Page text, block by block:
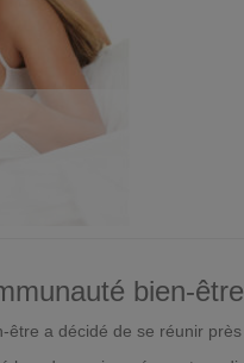
bien-
a décidé de se réunir